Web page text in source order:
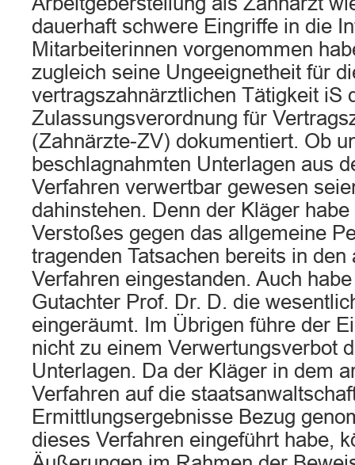
dauerhaft schwere Eingriffe in die
Mitarbeiterinnen vorgenommen
zugleich seine Ungeeignetheit für
vertragszahnärztlichen Tätigkeit iS
Zulassungsverordnung für
(Zahnärzte-ZV) dokumentiert. Ob
beschlagnahmten Unterlagen aus
Verfahren verwertbar gewesen
dahinstehen. Denn der Kläger
Verstoßes gegen das allgemeine
tragenden Tatsachen bereits in
Verfahren eingestanden. Auch
Gutachter Prof. Dr. D. die
eingeräumt. Im Übrigen führe der
nicht zu einem Verwertungsverbot
Unterlagen. Da der Kläger in dem
Verfahren auf die
Ermittlungsergebnisse Bezug
dieses Verfahren eingeführt habe,